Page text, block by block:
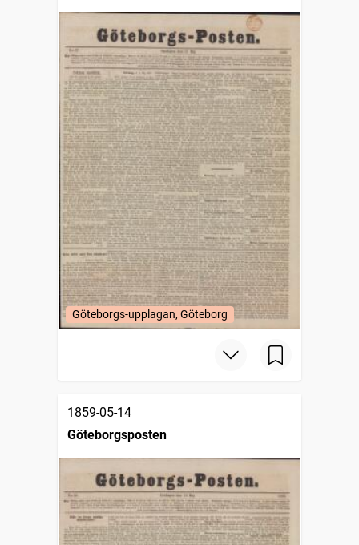
Göteborgs-upplagan, Göteborg
1859-05-14
Göteborgsposten